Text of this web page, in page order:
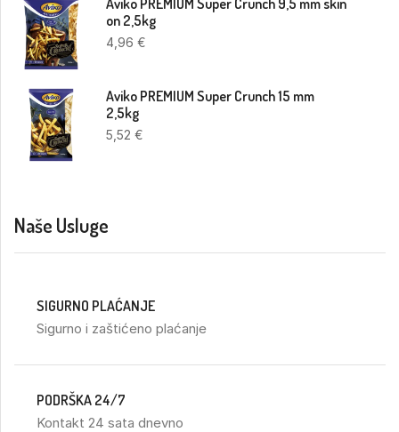
Aviko PREMIUM Super Crunch 9,5 mm skin
on 2,5kg
4,96€
Aviko PREMIUM Super Crunch 15 mm
2,5kg
5,52€
Naše Usluge
SIGURNO PLAĆANJE
Sigurno i zaštićeno plaćanje
PODRŠKA 24/7
Kontakt 24 sata dnevno